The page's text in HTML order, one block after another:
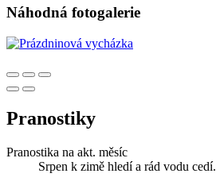
Náhodná fotogalerie
Pranostiky
Pranostika na akt. měsíc
Srpen k zimě hledí a rád vodu cedí.